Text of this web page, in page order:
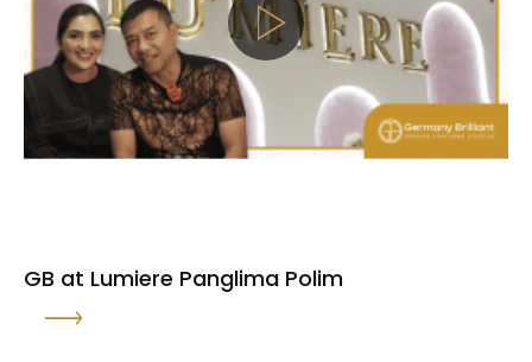
GB at Lumiere Panglima Polim